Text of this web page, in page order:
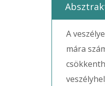
A
mára